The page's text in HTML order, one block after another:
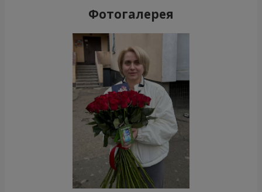
Фотогалерея